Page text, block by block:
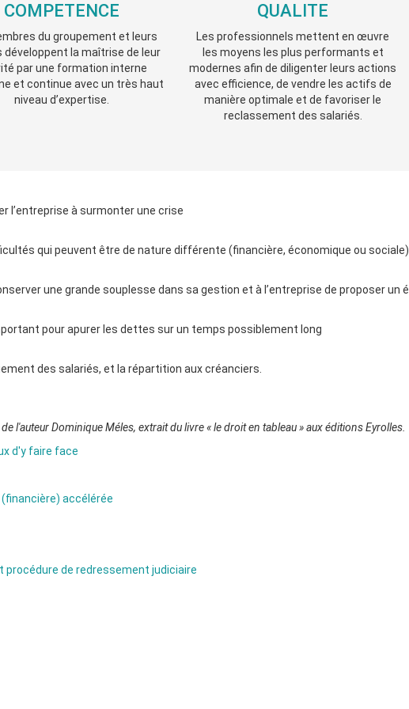
COMPETENCE
du groupement et leurs
développent la maîtrise de leur
par une formation interne
et continue avec un très haut
niveau d’expertise.
QUALITE
Les professionnels mettent en œuvre
les moyens les plus performants et
modernes afin de diligenter leurs actions
avec efficience, de vendre les actifs de
manière optimale et de favoriser le
reclassement des salariés.
l’entreprise à surmonter une crise
qui peuvent être de nature différente (financière, économique ou sociale)
une grande souplesse dans sa gestion et à l’entreprise de proposer un
pour apurer les dettes sur un temps possiblement long
des salariés, et la répartition aux créanciers.
l'auteur Dominique Méles, extrait du livre « le droit en tableau » aux éditions Eyrolles.
d'y faire face
accélérée
procédure de redressement judiciaire